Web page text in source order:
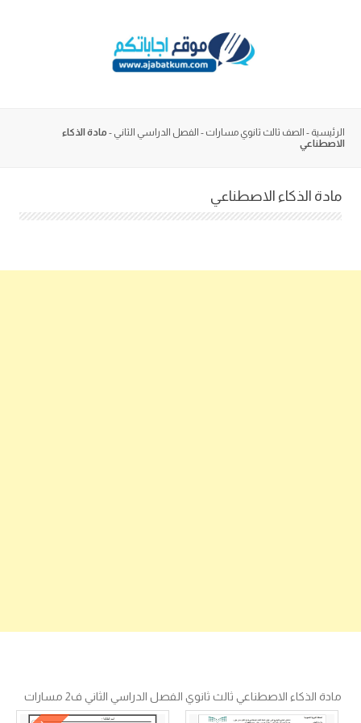
الرئيسية - الصف ثالث ثانوي مسارات - الفصل الدراسي الثاني - مادة الذكاء
الاصطناعي
مادة الذكاء الاصطناعي
مادة الذكاء الاصطناعي ثالث ثانوي الفصل الدراسي الثاني ف2 مسارات